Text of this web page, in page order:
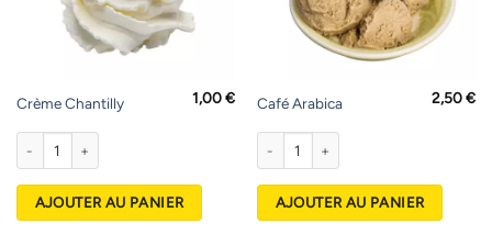
Crème Chantilly 1,00€
quantité de Crème Chantilly
AJOUTER AU PANIER
Café Arabica 2,50€
quantité de Café Arabica
AJOUTER AU PANIER